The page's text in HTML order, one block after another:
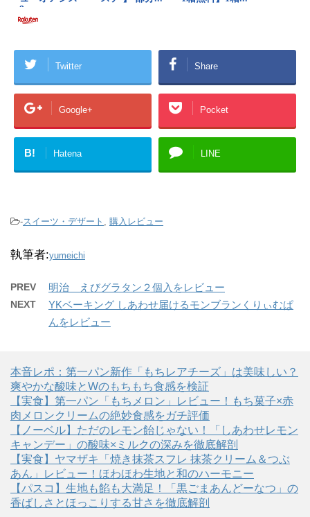
Twitter Share
Google+ Pocket
B! Hatena LINE
-スイーツ・デザート 購入レビュー
執筆者:yumeichi
PREV 明治 えびグラタン２個入をレビュー
NEXT
YKベーキング しあわせ届けるモンブランくりぃむぱ
んをレビュー
本音レポ：第一パン新作「もちレアチーズ」は美味しい？
爽やかな酸味とWのもちもち食感を検証
【実食】第一パン「もちメロン」レビュー！もち菓子×赤
肉メロンクリームの絶妙食感をガチ評価
【ノーベル】ただのレモン飴じゃない！「しあわせレモン
キャンデー」の酸味×ミルクの深みを徹底解剖
【実食】ヤマザキ「焼き抹茶スフレ 抹茶クリーム＆つぶ
あん」レビュー！ほわほわ生地と和のハーモニー
【パスコ】生地も餡も大満足！「黒ごまあんどーなつ」の
香ばしさとほっこりする甘さを徹底解剖